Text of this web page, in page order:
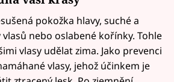
pokožka hlavy, suché a
nebo oslabené kořínky. Tohle
vlasy udělat zima. Jako prevenci
vlasy, jehož účinkem je